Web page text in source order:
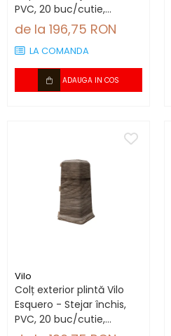
PVC, 20 buc/cutie,
compatibil plintă 66.6
de la 196,75 RON
LA COMANDA
ADAUGA IN COS
Vilo
Colț exterior plintă Vilo
Esquero - Stejar închis,
PVC, 20 buc/cutie,